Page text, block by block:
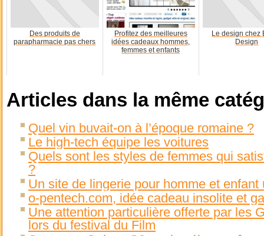
Des produits de
parapharmacie pas chers
Profitez des meilleures
idées cadeaux hommes,
femmes et enfants
Le design chez
Design
Articles dans la même
Quel vin buvait-on à l’époque romaine ?
Le high-tech équipe les voitures
Quels sont les styles de femmes qui
?
Un site de lingerie pour homme et
o-pentech.com, idée cadeau insolite et
Une attention particulière offerte par les
lors du festival du Film